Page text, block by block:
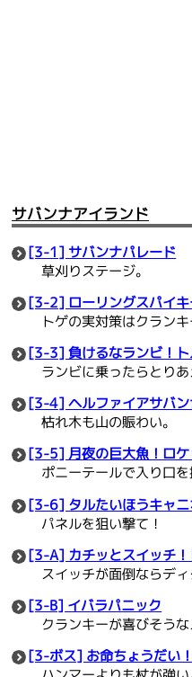
サバンナアイランド
[3-1] サバンナパレード
草刈りステージ。
[3-2] ローリングスパイキ
トゲの実対策はクランキ
[3-3] 負けるなランビ！ト
ランビに乗ったらとりあ
[3-4] ヘルファイアサバン
枯れ木も山の賑わい。
[3-5] 月夜の巨大魚！ロケ
ポニーテールで入り口を
[3-6] タルたいほうキャニ
パネルを狙い撃て！
[3-A] カチッとスイッチ！
スイッチが面倒ならディ
[3-B] イバラパニック
クランキーが喜びそうな
[3-ボス] お命ちょうだい